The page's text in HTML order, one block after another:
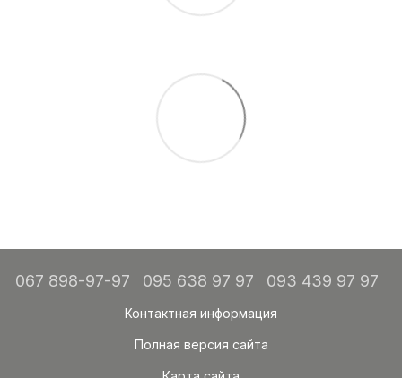
067 898-97-97 095 638 97 97 093 439 97 97
Контактная информация
Полная версия сайта